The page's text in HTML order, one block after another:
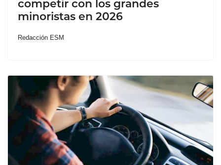
competir con los grandes
minoristas en 2026
Redacción ESM